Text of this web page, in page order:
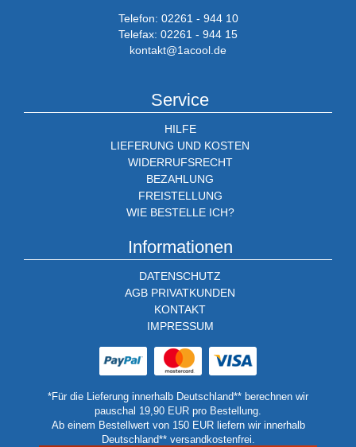
Telefon: 02261 - 944 10
Telefax: 02261 - 944 15
kontakt@1acool.de
Service
HILFE
LIEFERUNG UND KOSTEN
WIDERRUFSRECHT
BEZAHLUNG
FREISTELLUNG
WIE BESTELLE ICH?
Informationen
DATENSCHUTZ
AGB PRIVATKUNDEN
KONTAKT
IMPRESSUM
*Für die Lieferung innerhalb Deutschland** berechnen wir
pauschal 19,90 EUR pro Bestellung.
Ab einem Bestellwert von 150 EUR liefern wir innerhalb
Deutschland** versandkostenfrei.